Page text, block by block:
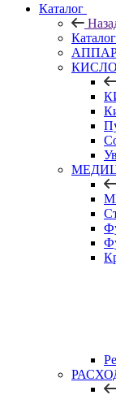
Каталог
Каталог